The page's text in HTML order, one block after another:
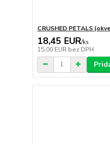
CRUSHED PETALS
18,45 EUR/ks
15,00 EUR bez DPH